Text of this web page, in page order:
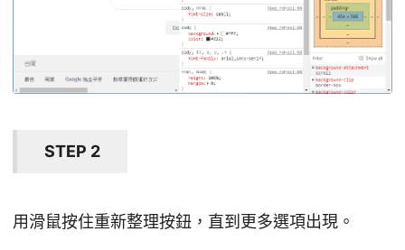
STEP 2
用滑鼠按住重新整理按鈕，直到更多選項出現。